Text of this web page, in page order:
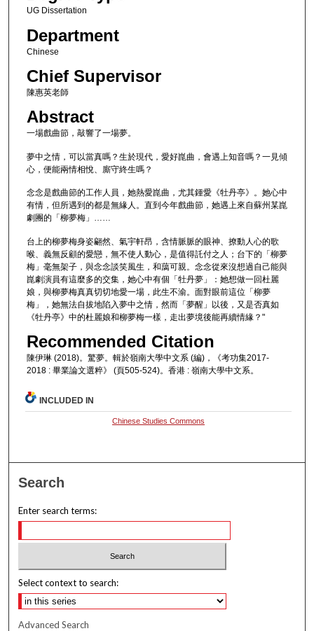
UG Dissertation
Department
Chinese
Chief Supervisor
陳惠英老師
Abstract
一場戲曲節，敲響了一場夢。
夢中之情，可以當真嗎？生於現代，愛好崑曲，會遇上知音嗎？一見傾
心，便能兩情相悅、廝守終生嗎？
念念是戲曲節的工作人員，她熱愛崑曲，尤其鍾愛《牡丹亭》。她心中
有情，但所遇到的都是無緣人。直到今年戲曲節，她遇上來自蘇州某崑
劇團的「柳夢梅」……
台上的柳夢梅身姿翩然、氣宇軒昂，含情脈脈的眼神、撩動人心的歌
喉、義無反顧的愛戀，無不使人動心，是值得託付之人；台下的「柳夢
梅」毫無架子，與念念談笑風生，和藹可親。念念從來沒想過自己能與
崑劇演員有這麼多的交集，她心中有個「牡丹夢」：她想做一回杜麗
娘，與柳夢梅真真切切地愛一場，此生不渝。面對眼前這位「柳夢
梅」，她無法自拔地陷入夢中之情，然而「夢醒」以後，又是否真如
《牡丹亭》中的杜麗娘和柳夢梅一樣，走出夢境後能再續情緣？"
Recommended Citation
陳伊琳 (2018)。驚夢。輯於嶺南大學中文系 (編)，《考功集2017-
2018 : 畢業論文選粹》 (頁505-524)。香港 : 嶺南大學中文系。
INCLUDED IN
Chinese Studies Commons
Search
Enter search terms:
Select context to search:
Advanced Search